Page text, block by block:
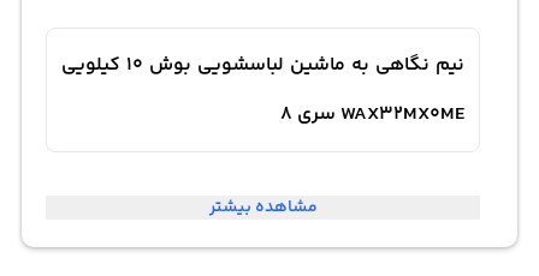
نیم نگاهی به ماشین لباسشویی بوش 10 کیلویی
WAX32MX0ME سری 8
کیلوگرم است، که به شما این امکان را می‌دهد تا لباس‌های
مشاهده بیشتر